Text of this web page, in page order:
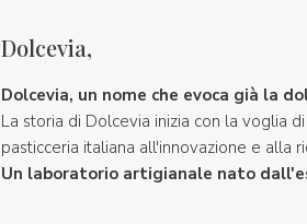
Dolcevia,
Dolcevia, un nome che evoca già la
La storia di Dolcevia inizia con la voglia
pasticceria italiana all'innovazione e alla
Un laboratorio artigianale nato